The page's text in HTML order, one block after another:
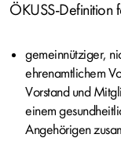
ÖKUSS-Definition
gemeinnütziger,
ehrenamtlichem
Vorstand und
einem
Angehörigen